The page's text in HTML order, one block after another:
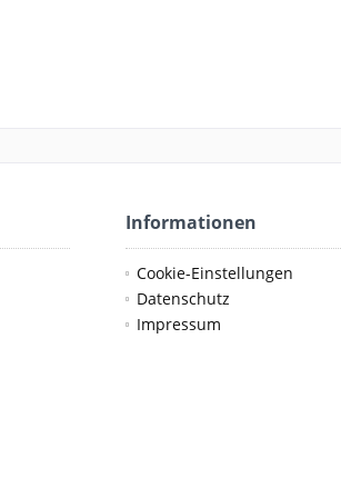
Informationen
Cookie-Einstellungen
Datenschutz
Impressum